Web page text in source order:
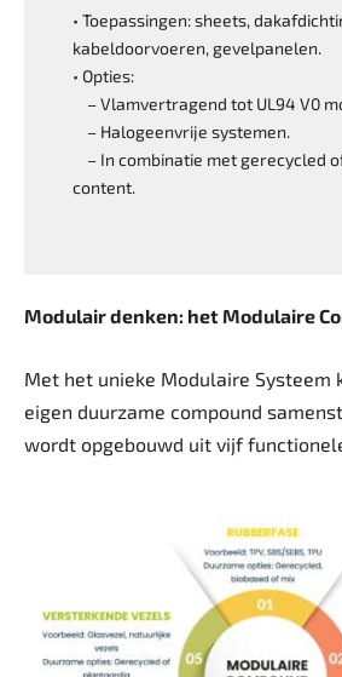
• Toepassingen: sheets,
kabeldoorvoeren, gevelpanelen.
• Opties:
– Vlamvertragend tot UL94 V0
– Halogeenvrije systemen.
– In combinatie met gerecycled
content.
Modulair denken: het ­Modulaire
Met het unieke Modulaire Systeem
eigen duurzame compound
wordt opgebouwd uit vijf